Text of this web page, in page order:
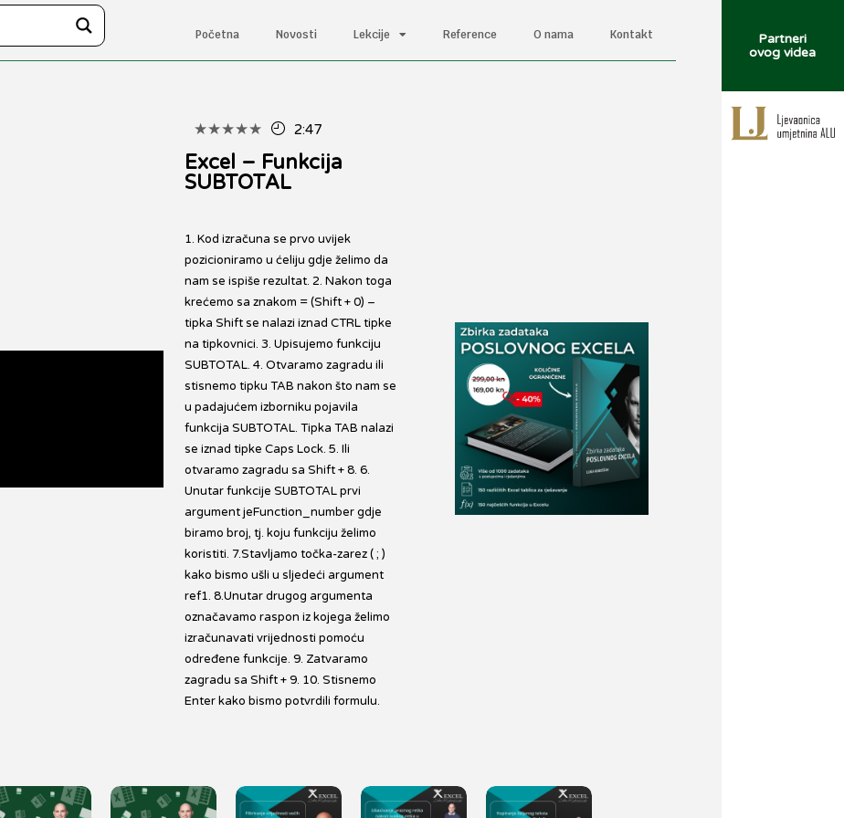
Početna Novosti Lekcije Reference O nama Kontakt
★★★★★ 2:47
Excel – Funkcija
SUBTOTAL
1. Kod izračuna se prvo uvijek
pozicioniramo u ćeliju gdje želimo da
nam se ispiše rezultat. 2. Nakon toga
krećemo sa znakom = (Shift + 0) –
tipka Shift se nalazi iznad CTRL tipke
na tipkovnici. 3. Upisujemo funkciju
SUBTOTAL. 4. Otvaramo zagradu ili
stisnemo tipku TAB nakon što nam se
u padajućem izborniku pojavila
funkcija SUBTOTAL. Tipka TAB nalazi
se iznad tipke Caps Lock. 5. Ili
otvaramo zagradu sa Shift + 8. 6.
Unutar funkcije SUBTOTAL prvi
argument jeFunction_number gdje
biramo broj, tj. koju funkciju želimo
koristiti. 7.Stavljamo točka-zarez ( ; )
kako bismo ušli u sljedeći argument
ref1. 8.Unutar drugog argumenta
označavamo raspon iz kojega želimo
izračunavati vrijednosti pomoću
određene funkcije. 9. Zatvaramo
zagradu sa Shift + 9. 10. Stisnemo
Enter kako bismo potvrdili formulu.
Partneri
ovog videa